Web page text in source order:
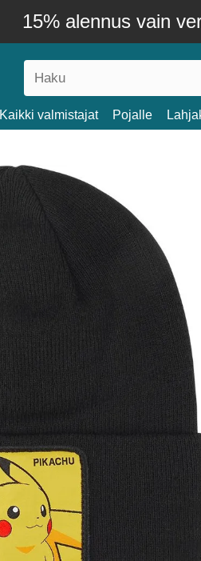
15% alennus vain
Kaikki valmistajat Pojalle